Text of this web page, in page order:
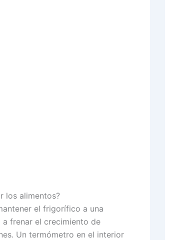
los alimentos?
el frigorífico a una
frenar el crecimiento de
Un termómetro en el interior